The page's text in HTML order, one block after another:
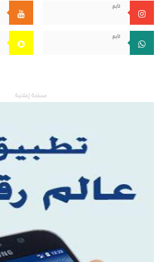
تابع
تابع
مساحة إعلانية